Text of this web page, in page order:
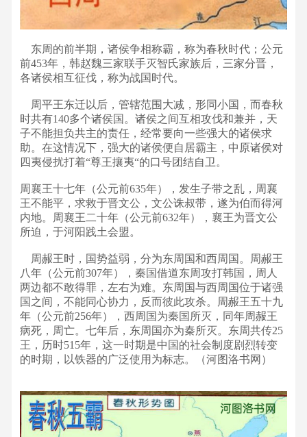
东周的前半期，诸侯争相称霸，称为春秋时代；公元
前453年，韩赵魏三家联手灭智氏家族后，三家分晋，
各诸侯相互征伐，称为战国时代。
周平王东迁以后，管辖范围大减，形同小国，而春秋
时共有140多个诸侯国。诸侯之间互相攻伐和兼并，天
子不能担负共主的责任，经常要向一些强大的诸侯求
助。在这情况下，强大的诸侯便自居霸主，中原诸侯对
四夷侵扰打着“尊王攘夷“的口号团结自卫。
周襄王十七年（公元前635年），发生子带之乱，周襄
王不能平，求救于晋文公，文公诛叔带，遂为伯而得河
内地。周襄王二十年（公元前632年），襄王为晋文公
所迫，于河阳践土会盟。
周赧王时，国势益弱，分为东周国和西周国。周赧王
八年（公元前307年），秦国借道东周攻打韩国，周人
两边都不敢得罪，左右为难。东周国与西周国位于诸强
国之间，不能同心协力，反而彼此攻杀。周赧王五十九
年（公元前256年），西周国为秦国所灭，同年周赧王
病死，周亡。七年后，东周国亦为秦所灭。东周共传25
王，历时515年，这一时期是中国的社会制度剧烈转变
的时期，以铁器的广泛使用为标志。（河图洛书网）